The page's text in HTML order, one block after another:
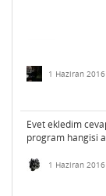
1 Haziran 2016
Evet ekledim
program hangisi
1 Haziran 2016